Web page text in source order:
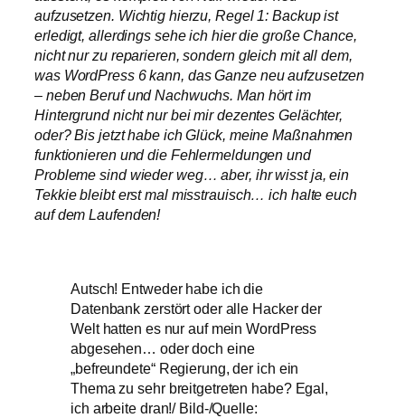
aufzusetzen. Wichtig hierzu, Regel 1: Backup ist
erledigt, allerdings sehe ich hier die große Chance,
nicht nur zu reparieren, sondern gleich mit all dem,
was WordPress 6 kann, das Ganze neu aufzusetzen
– neben Beruf und Nachwuchs. Man hört im
Hintergrund nicht nur bei mir dezentes Gelächter,
oder? Bis jetzt habe ich Glück, meine Maßnahmen
funktionieren und die Fehlermeldungen und
Probleme sind wieder weg… aber, ihr wisst ja, ein
Tekkie bleibt erst mal misstrauisch… ich halte euch
auf dem Laufenden!
Autsch! Entweder habe ich die
Datenbank zerstört oder alle Hacker der
Welt hatten es nur auf mein WordPress
abgesehen… oder doch eine
„befreundete“ Regierung, der ich ein
Thema zu sehr breitgetreten habe? Egal,
ich arbeite dran!/ Bild-/Quelle: